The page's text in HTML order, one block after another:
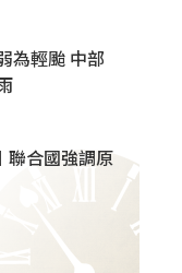
為輕颱 中部
聯合國強調原